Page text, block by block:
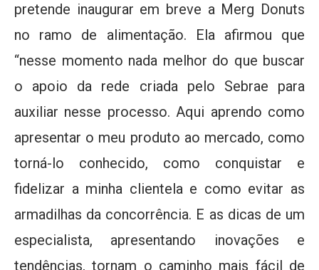
pretende inaugurar em breve a Merg Donuts
no ramo de alimentação. Ela afirmou que
“nesse momento nada melhor do que buscar
o apoio da rede criada pelo Sebrae para
auxiliar nesse processo. Aqui aprendo como
apresentar o meu produto ao mercado, como
torná-lo conhecido, como conquistar e
fidelizar a minha clientela e como evitar as
armadilhas da concorrência. E as dicas de um
especialista, apresentando inovações e
tendências, tornam o caminho mais fácil de